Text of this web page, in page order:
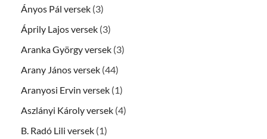
Ányos Pál versek (3)
Áprily Lajos versek (3)
Aranka György versek (3)
Arany János versek (44)
Aranyosi Ervin versek (1)
Aszlányi Károly versek (4)
B. Radó Lili versek (1)